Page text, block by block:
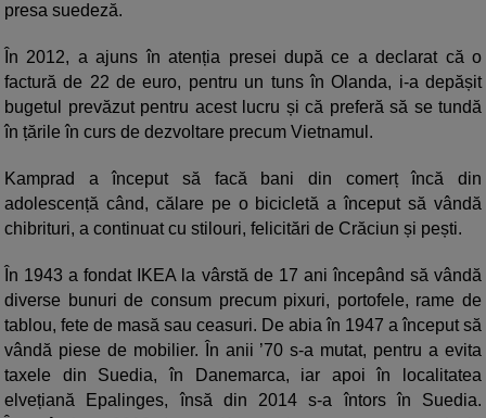
presa suedeză.
În 2012, a ajuns în atenția presei după ce a declarat că o
factură de 22 de euro, pentru un tuns în Olanda, i-a depășit
bugetul prevăzut pentru acest lucru și că preferă să se tundă
în țările în curs de dezvoltare precum Vietnamul.
Kamprad a început să facă bani din comerț încă din
adolescență când, călare pe o bicicletă a început să vândă
chibrituri, a continuat cu stilouri, felicitări de Crăciun și pești.
În 1943 a fondat IKEA la vârstă de 17 ani începând să vândă
diverse bunuri de consum precum pixuri, portofele, rame de
tablou, fete de masă sau ceasuri. De abia în 1947 a început să
vândă piese de mobilier. În anii ’70 s-a mutat, pentru a evita
taxele din Suedia, în Danemarca, iar apoi în localitatea
elvețiană Epalinges, însă din 2014 s-a întors în Suedia.